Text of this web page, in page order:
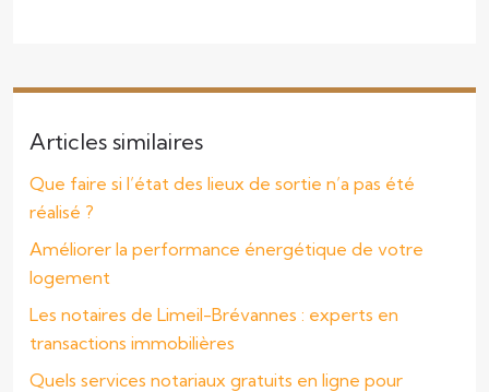
Articles similaires
Que faire si l’état des lieux de sortie n’a pas été
réalisé ?
Améliorer la performance énergétique de votre
logement
Les notaires de Limeil-Brévannes : experts en
transactions immobilières
Quels services notariaux gratuits en ligne pour